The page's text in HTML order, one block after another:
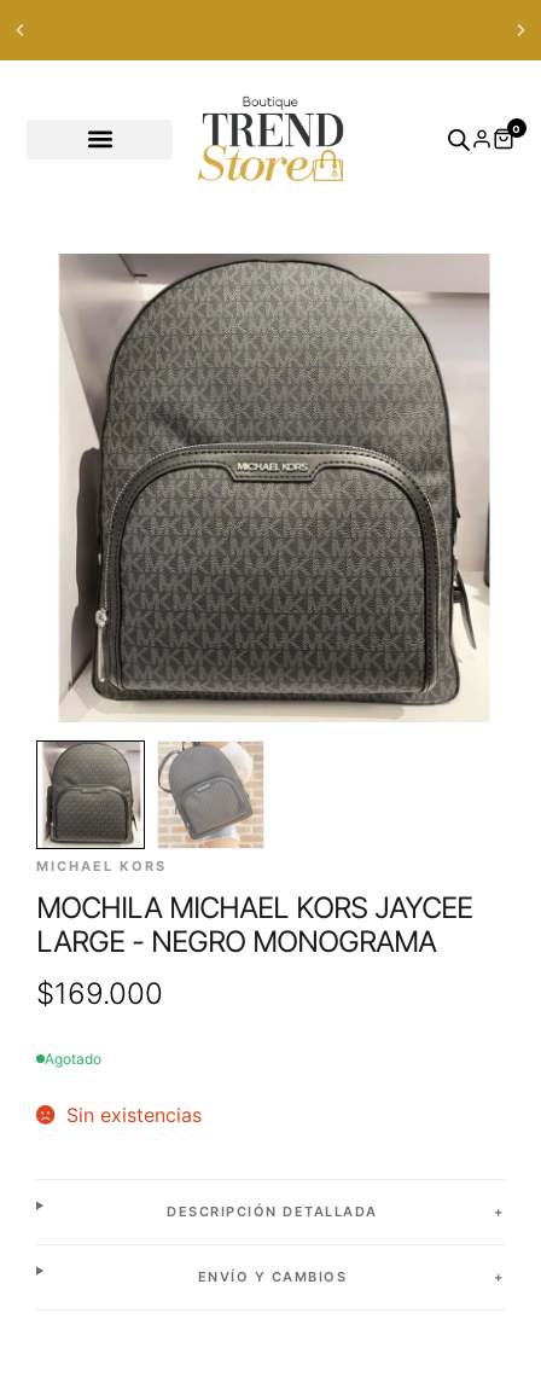
0
MICHAEL KORS
MOCHILA MICHAEL KORS JAYCEE
LARGE - NEGRO MONOGRAMA
$169.000
Agotado
Sin existencias
DESCRIPCIÓN DETALLADA
ENVÍO Y CAMBIOS